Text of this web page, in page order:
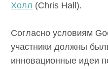
Холл (Chris Hall).
Согласно условиям
участники должны
инновационные идеи